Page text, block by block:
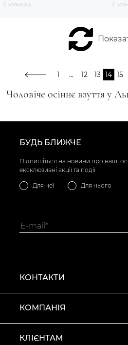
Чоловіче осіннє взуття у
2 кольори
2
1 ... 12 13 14 15
БУДЬ БЛИЖЧЕ
Підпишіться на новини про наші
ексклюзивні акції та події
Для неї Для нього
КОНТАКТИ
КОМПАНІЯ
КЛІЄНТАМ